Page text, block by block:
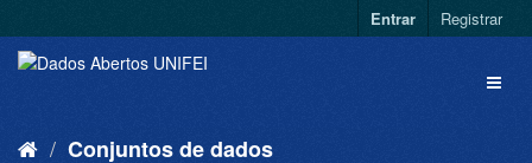
Entrar Registrar
Conjuntos de dados